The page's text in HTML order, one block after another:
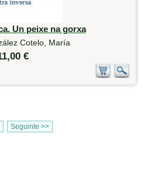
Un peixe na gorxa
Cotelo, María
€
Seguinte >>